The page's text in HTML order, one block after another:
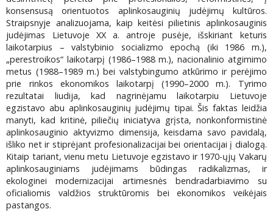
konsensusą orientuotos aplinkosauginių judėjimų kultūros.
Straipsnyje analizuojama, kaip keitėsi pilietinis aplinkosauginis
judėjimas Lietuvoje XX a. antroje pusėje, išskiriant keturis
laikotarpius – valstybinio socializmo epochą (iki 1986 m.),
„perestroikos“ laikotarpį (1986–1988 m.), nacionalinio atgimimo
metus (1988–1989 m.) bei valstybingumo atkūrimo ir perėjimo
prie rinkos ekonomikos laikotarpį (1990–2000 m.). Tyrimo
rezultatai liudija, kad nagrinėjamu laikotarpiu Lietuvoje
egzistavo abu aplinkosauginių judėjimų tipai. Šis faktas leidžia
manyti, kad kritinė, piliečių iniciatyva grįsta, nonkonformistinė
aplinkosauginio aktyvizmo dimensija, keisdama savo pavidalą,
išliko net ir stiprėjant profesionalizacijai bei orientacijai į dialogą.
Kitaip tariant, vienu metu Lietuvoje egzistavo ir 1970-ųjų Vakarų
aplinkosauginiams judėjimams būdingas radikalizmas, ir
ekologinei modernizacijai artimesnės bendradarbiavimo su
oficialiomis valdžios struktūromis bei ekonomikos veikėjais
pastangos.